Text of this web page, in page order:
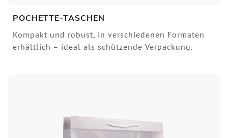
POCHETTE-TASCHEN
Kompakt und robust, in verschiedenen Formaten
erhältlich – ideal als schützende Verpackung.